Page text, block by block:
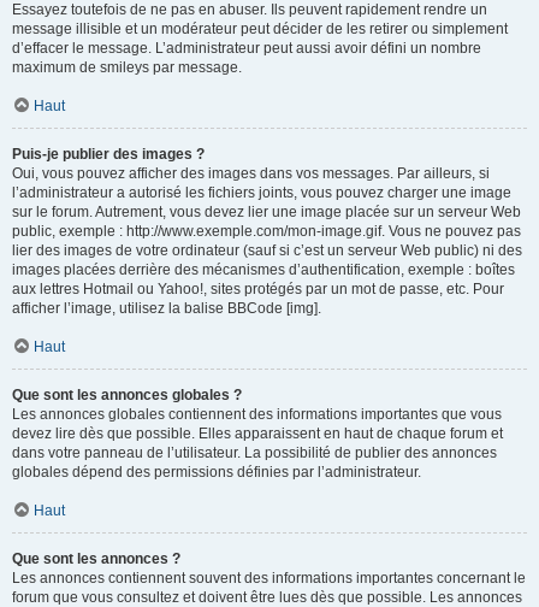
Essayez toutefois de ne pas en abuser. Ils peuvent rapidement rendre un
message illisible et un modérateur peut décider de les retirer ou simplement
d’effacer le message. L’administrateur peut aussi avoir défini un nombre
maximum de smileys par message.
Haut
Puis-je publier des images ?
Oui, vous pouvez afficher des images dans vos messages. Par ailleurs, si
l’administrateur a autorisé les fichiers joints, vous pouvez charger une image
sur le forum. Autrement, vous devez lier une image placée sur un serveur Web
public, exemple : http://www.exemple.com/mon-image.gif. Vous ne pouvez pas
lier des images de votre ordinateur (sauf si c’est un serveur Web public) ni des
images placées derrière des mécanismes d’authentification, exemple : boîtes
aux lettres Hotmail ou Yahoo!, sites protégés par un mot de passe, etc. Pour
afficher l’image, utilisez la balise BBCode [img].
Haut
Que sont les annonces globales ?
Les annonces globales contiennent des informations importantes que vous
devez lire dès que possible. Elles apparaissent en haut de chaque forum et
dans votre panneau de l’utilisateur. La possibilité de publier des annonces
globales dépend des permissions définies par l’administrateur.
Haut
Que sont les annonces ?
Les annonces contiennent souvent des informations importantes concernant le
forum que vous consultez et doivent être lues dès que possible. Les annonces